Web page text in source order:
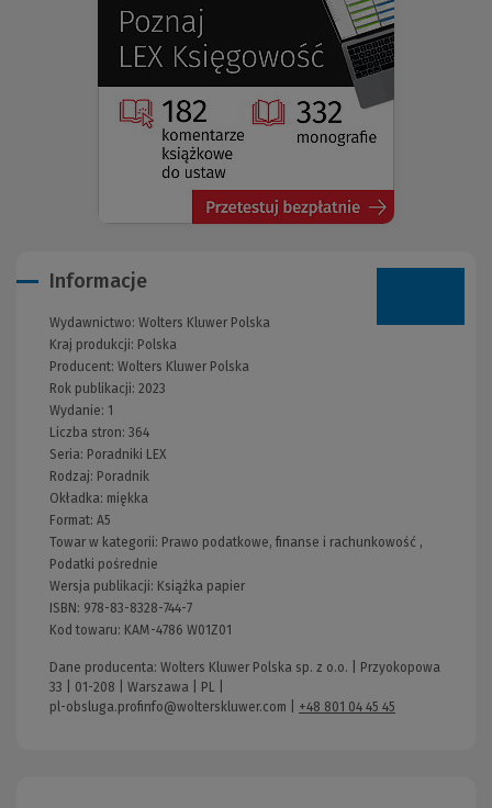
Informacje
Wydawnictwo: Wolters Kluwer Polska
Kraj produkcji: Polska
Producent: Wolters Kluwer Polska
Rok publikacji: 2023
Wydanie: 1
Liczba stron: 364
Seria: Poradniki LEX
Rodzaj: Poradnik
Okładka: miękka
Format: A5
Towar w kategorii: Prawo podatkowe, finanse i rachunkowość ,
Podatki pośrednie
Wersja publikacji: Książka papier
ISBN: 978-83-8328-744-7
Kod towaru: KAM-4786 W01Z01
Dane producenta: Wolters Kluwer Polska sp. z o.o. | Przyokopowa
33 | 01-208 | Warszawa | PL |
pl-obsluga.profinfo@wolterskluwer.com
+48 801 04 45 45